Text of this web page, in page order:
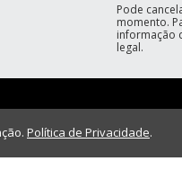
Pode
momento.
informação
legal.
Política de Privacidade.